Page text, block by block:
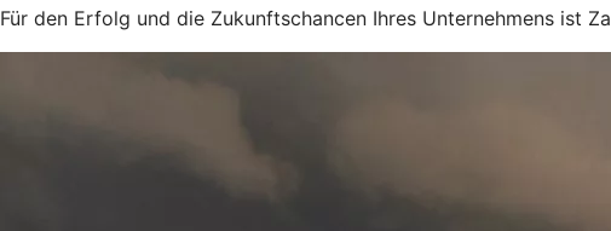
Für den Erfolg und die Zukunftschancen Ihres Unternehmens ist